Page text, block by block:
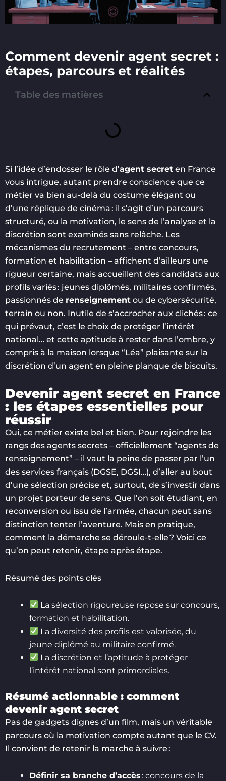
Comment devenir agent secret :
étapes, parcours et réalités
Table des matières
Si l’idée d’endosser le rôle d’agent secret en France
vous intrigue, autant prendre conscience que ce
métier va bien au-delà du costume élégant ou
d’une réplique de cinéma : il s’agit d’un parcours
structuré, ou la motivation, le sens de l’analyse et la
discrétion sont examinés sans relâche. Les
mécanismes du recrutement – entre concours,
formation et habilitation – affichent d’ailleurs une
rigueur certaine, mais accueillent des candidats aux
profils variés : jeunes diplômés, militaires confirmés,
passionnés de renseignement ou de cybersécurité,
terrain ou non. Inutile de s’accrocher aux clichés : ce
qui prévaut, c’est le choix de protéger l’intérêt
national… et cette aptitude à rester dans l’ombre, y
compris à la maison lorsque “Léa” plaisante sur la
discrétion d’un agent en pleine planque de biscuits.
Devenir agent secret en France
: les étapes essentielles pour
réussir
Oui, ce métier existe bel et bien. Pour rejoindre les
rangs des agents secrets – officiellement “agents de
renseignement” – il vaut la peine de passer par l’un
des services français (DGSE, DGSI…), d’aller au bout
d’une sélection précise et, surtout, de s’investir dans
un projet porteur de sens. Que l’on soit étudiant, en
reconversion ou issu de l’armée, chacun peut sans
distinction tenter l’aventure. Mais en pratique,
comment la démarche se déroule-t-elle ? Voici ce
qu’on peut retenir, étape après étape.
Résumé des points clés
La sélection rigoureuse repose sur concours,
formation et habilitation.
La diversité des profils est valorisée, du
jeune diplômé au militaire confirmé.
La discrétion et l’aptitude à protéger
l’intérêt national sont primordiales.
Résumé actionnable : comment
devenir agent secret
Pas de gadgets dignes d’un film, mais un véritable
parcours où la motivation compte autant que le CV.
Il convient de retenir la marche à suivre :
Définir sa branche d’accès : concours de la